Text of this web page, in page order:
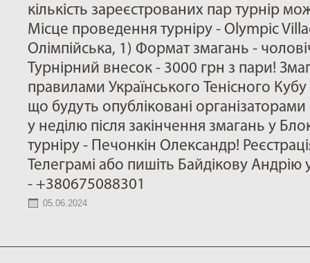
кількість зареєстрованих пар турнір
Місце проведення турніру - Olympic
Олімпійська, 1) Формат змагань -
Турнірний внесок - 3000 грн з пари!
правилами Українського Тенісного
що будуть опубліковані
у неділю після закінчення змагань у
турніру - Печонкін Олександр!
Телеграмі або пишіть Байдікову Андрію
- +380675088301
05.06.2024